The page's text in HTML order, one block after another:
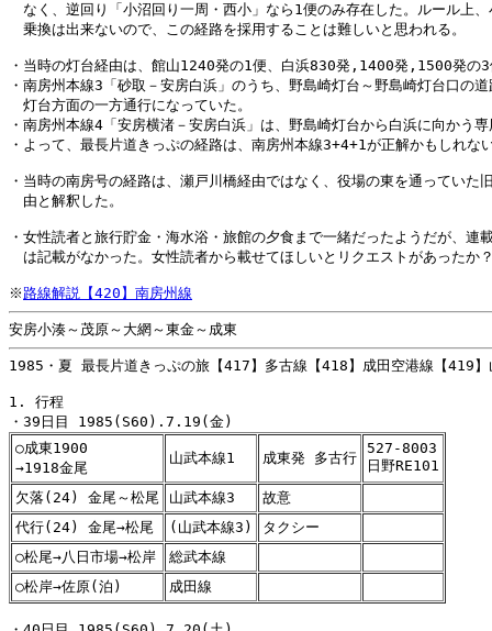
なく、逆回り「小沼回り一周・西小」なら1便のみ存在した。ルール上、
乗換は出来ないので、この経路を採用することは難しいと思われる。
・当時の灯台経由は、館山1240発の1便、白浜830発,1400発,1500発の3
・南房州本線3「砂取－安房白浜」のうち、野島崎灯台～野島崎灯台口の
灯台方面の一方通行になっていた。
・南房州本線4「安房横渚－安房白浜」は、野島崎灯台から白浜に向かう
・よって、最長片道きっぷの経路は、南房州本線3+4+1が正解かもしれな
・当時の南房号の経路は、瀬戸川橋経由ではなく、役場の東を通っていた
由と解釈した。
・女性読者と旅行貯金・海水浴・旅館の夕食まで一緒だったようだが、連
は記載がなかった。女性読者から載せてほしいとリクエストがあったか
※ 路線解説【420】南房州線
1985・夏 最長片道きっぷの旅【417】多古線【418】成田空港線【419】
1. 行程
○成東1900
→1918金尾
山武本線1 成東発 多古行
527-8003
日野RE101
欠落(24) 金尾～松尾
山武本線3
故意
代行(24) 金尾→松尾
(山武本線3)
タクシー
○松尾→八日市場→松岸
総武本線
○松岸→佐原(泊)
成田線